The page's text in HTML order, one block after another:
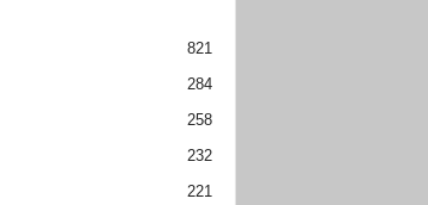
821
284
258
232
221